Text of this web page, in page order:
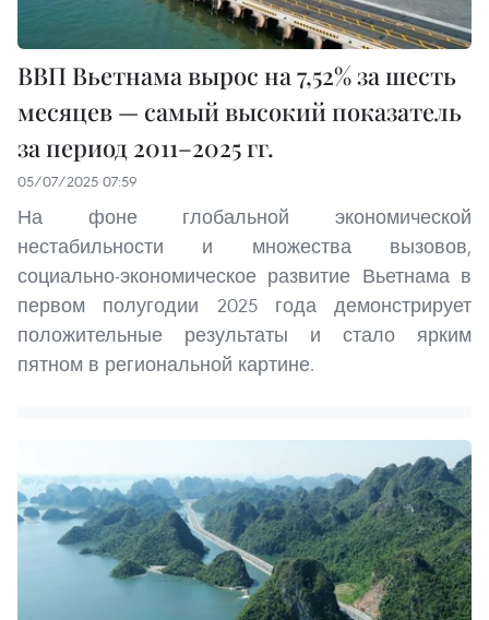
ВВП Вьетнама вырос на 7,52% за шесть
месяцев — самый высокий показатель
за период 2011–2025 гг.
05/07/2025 07:59
На фоне глобальной экономической
нестабильности и множества вызовов,
социально-экономическое развитие Вьетнама в
первом полугодии 2025 года демонстрирует
положительные результаты и стало ярким
пятном в региональной картине.